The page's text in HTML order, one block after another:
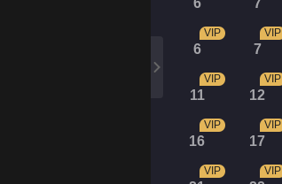
6 7
6
VIP
7
VIP
11
VIP
12
VIP
16
VIP
17
VIP
VIP VIP